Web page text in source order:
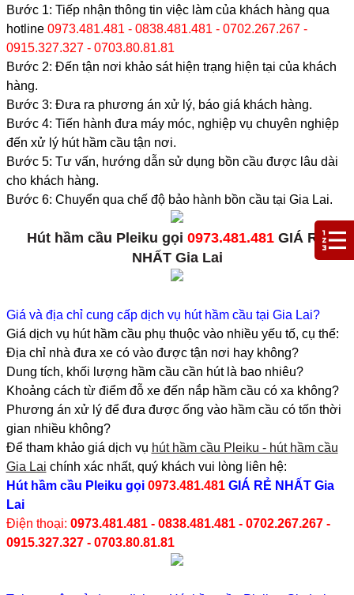
Bước 1: Tiếp nhận thông tin việc làm của khách hàng qua
hotline 0973.481.481 - 0838.481.481 - 0702.267.267 -
0915.327.327 - 0703.80.81.81
Bước 2: Đến tận nơi khảo sát hiện trạng hiện tại của khách
hàng.
Bước 3: Đưa ra phương án xử lý, báo giá khách hàng.
Bước 4: Tiến hành đưa máy móc, nghiệp vụ chuyên nghiệp
đến xử lý hút hầm cầu tận nơi.
Bước 5: Tư vấn, hướng dẫn sử dụng bồn cầu được lâu dài
cho khách hàng.
Bước 6: Chuyển qua chế độ bảo hành bồn cầu tại Gia Lai.
Hút hầm cầu Pleiku gọi 0973.481.481 GIÁ RẺ
NHẤT Gia Lai
Giá và địa chỉ cung cấp dịch vụ hút hầm cầu tại Gia Lai?
Giá dịch vụ hút hầm cầu phụ thuộc vào nhiều yếu tố, cụ thể:
Địa chỉ nhà đưa xe có vào được tận nơi hay không?
Dung tích, khối lượng hầm cầu cần hút là bao nhiêu?
Khoảng cách từ điểm đỗ xe đến nắp hầm cầu có xa không?
Phương án xử lý để đưa được ống vào hầm cầu có tốn thời
gian nhiều không?
Để tham khảo giá dịch vụ hút hầm cầu Pleiku - hút hầm cầu
Gia Lai chính xác nhất, quý khách vui lòng liên hệ:
Hút hầm cầu Pleiku gọi 0973.481.481GIÁ RẺ NHẤT Gia
Lai
Điện thoại: 0973.481.481 - 0838.481.481 - 0702.267.267 -
0915.327.327 - 0703.80.81.81